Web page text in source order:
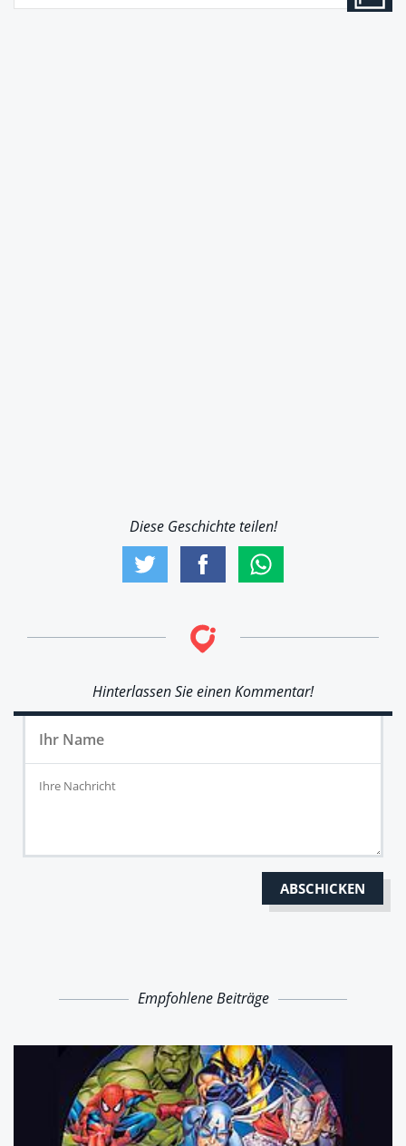
Diese Geschichte teilen!
Hinterlassen Sie einen Kommentar!
Empfohlene Beiträge